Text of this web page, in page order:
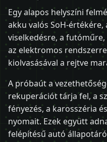
Egy alapos helyszíni
akku valós SoH-
viselkedésre, a
az elektromos
kiolvasásával a rejtve
A próbaút a
rekuperációt tárja fel, a
fényezés, a karosszéria
nyomait. Ezek együtt
felépítésű autó